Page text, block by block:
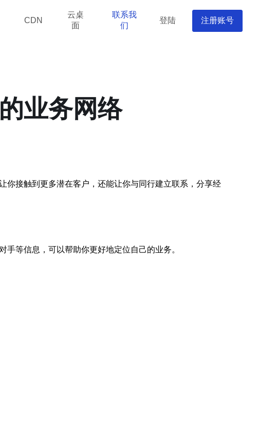
CDN
云桌
面
联系我
们
登陆 注册账号
业务网络
你接触到更多潜在客户，还能让你与同行建立联系，分享经
等信息，可以帮助你更好地定位自己的业务。